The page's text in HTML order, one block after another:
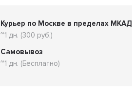
Курьер по Москве в пределах МКАД
~1 дн. (300 руб.)
Самовывоз
~1 дн. (Бесплатно)